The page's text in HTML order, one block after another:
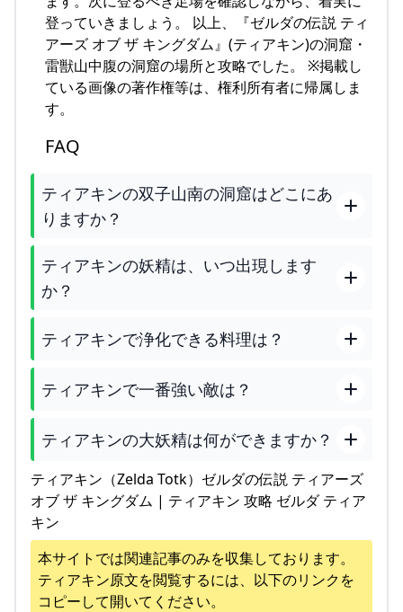
登っていきましょう。 以上、『ゼルダの伝説 ティ
アーズ オブ ザ キングダム』(ティアキン)の洞窟・
雷獣山中腹の洞窟の場所と攻略でした。 ※掲載し
ている画像の著作権等は、権利所有者に帰属しま
す。
FAQ
ティアキンの双子山南の洞窟はどこにあ
りますか？
ティアキンの妖精は、いつ出現します
か？
ティアキンで浄化できる料理は？
ティアキンで一番強い敵は？
ティアキンの大妖精は何ができますか？
ティアキン（Zelda Totk）ゼルダの伝説 ティアーズ
オブ ザ キングダム | ティアキン 攻略 ゼルダ ティア
キン
本サイトでは関連記事のみを収集しております。
ティアキン原文を閲覧するには、以下のリンクを
コピーして開いてください。